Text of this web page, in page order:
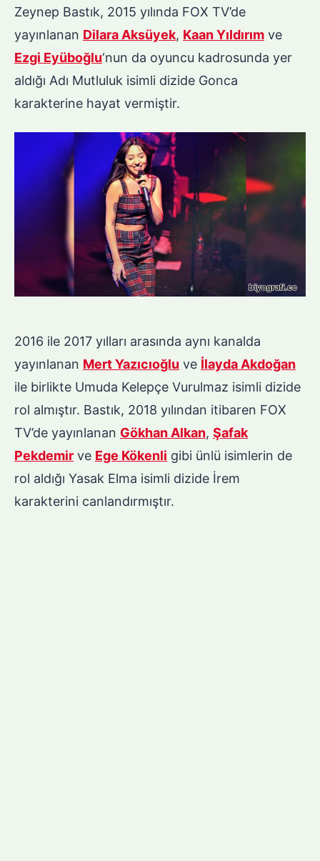
Zeynep Bastık, 2015 yılında FOX TV’de
yayınlanan Dilara Aksüyek, Kaan Yıldırım ve
Ezgi Eyüboğlu‘nun da oyuncu kadrosunda yer
aldığı Adı Mutluluk isimli dizide Gonca
karakterine hayat vermiştir.
2016 ile 2017 yılları arasında aynı kanalda
yayınlanan Mert Yazıcıoğlu ve İlayda Akdoğan
ile birlikte Umuda Kelepçe Vurulmaz isimli dizide
rol almıştır. Bastık, 2018 yılından itibaren FOX
TV’de yayınlanan Gökhan Alkan, Şafak
Pekdemir ve Ege Kökenli gibi ünlü isimlerin de
rol aldığı Yasak Elma isimli dizide İrem
karakterini canlandırmıştır.